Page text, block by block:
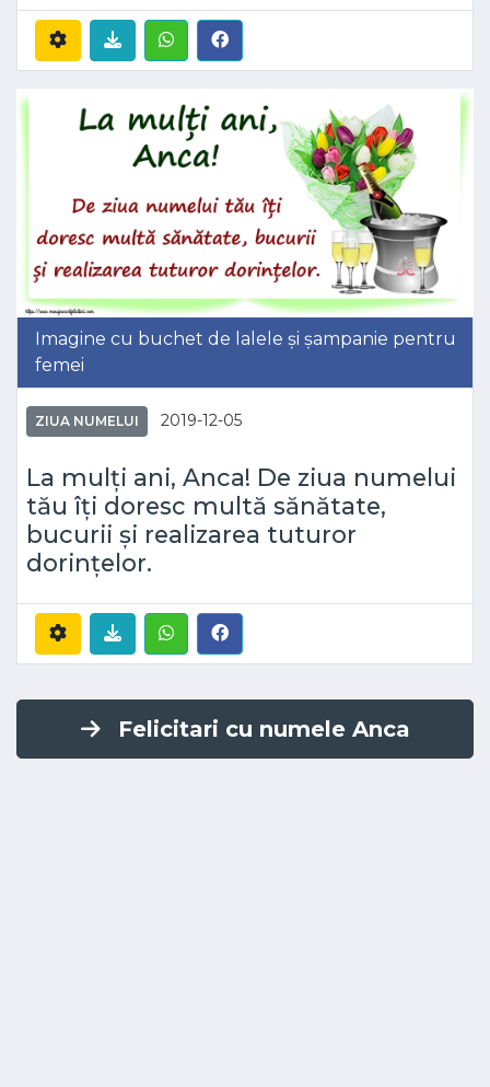
Imagine cu buchet de lalele și șampanie pentru
femei
ZIUA NUMELUI 2019-12-05
La mulți ani, Anca! De ziua numelui
tău îți doresc multă sănătate,
bucurii și realizarea tuturor
dorințelor.
Felicitari cu numele Anca